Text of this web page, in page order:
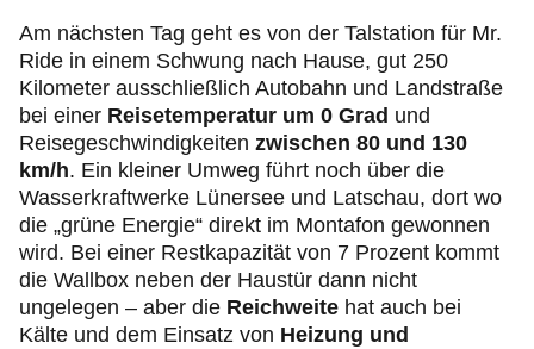
Am nächsten Tag geht es von der Talstation für Mr.
Ride in einem Schwung nach Hause, gut 250
Kilometer ausschließlich Autobahn und Landstraße
bei einer Reisetemperatur um 0 Grad und
Reisegeschwindigkeiten zwischen 80 und 130
km/h. Ein kleiner Umweg führt noch über die
Wasserkraftwerke Lünersee und Latschau, dort wo
die „grüne Energie“ direkt im Montafon gewonnen
wird. Bei einer Restkapazität von 7 Prozent kommt
die Wallbox neben der Haustür dann nicht
ungelegen – aber die Reichweite hat auch bei
Kälte und dem Einsatz von Heizung und